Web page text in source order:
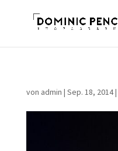
von admin | Sep. 18, 2014|